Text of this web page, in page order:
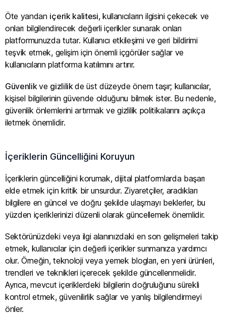
Öte yandan içerik kalitesi, kullanıcıların ilgisini çekecek ve
onları bilgilendirecek değerli içerikler sunarak onları
platformunuzda tutar. Kullanıcı etkileşimi ve geri bildirimi
teşvik etmek, gelişim için önemli içgörüler sağlar ve
kullanıcıların platforma katılımını artırır.
Güvenlikve gizlilikde üst düzeyde önem taşır; kullanıcılar,
kişisel bilgilerinin güvende olduğunu bilmek ister. Bu nedenle,
güvenlik önlemlerini artırmak ve gizlilik politikalarını açıkça
iletmek önemlidir.
İçeriklerin Güncelliğini Koruyun
İçeriklerin güncelliğini korumak, dijital platformlarda başarı
elde etmek için kritik bir unsurdur. Ziyaretçiler, aradıkları
bilgilere en güncel ve doğru şekilde ulaşmayı beklerler, bu
yüzden içeriklerinizi düzenli olarak güncellemek önemlidir.
Sektörünüzdeki veya ilgi alanınızdaki en son gelişmeleri takip
etmek, kullanıcılar için değerli içerikler sunmanıza yardımcı
olur. Örneğin, teknoloji veya yemek blogları, en yeni ürünleri,
trendleri ve teknikleri içerecek şekilde güncellenmelidir.
Ayrıca, mevcut içeriklerdeki bilgilerin doğruluğunu sürekli
kontrol etmek, güvenilirlik sağlar ve yanlış bilgilendirmeyi
önler.